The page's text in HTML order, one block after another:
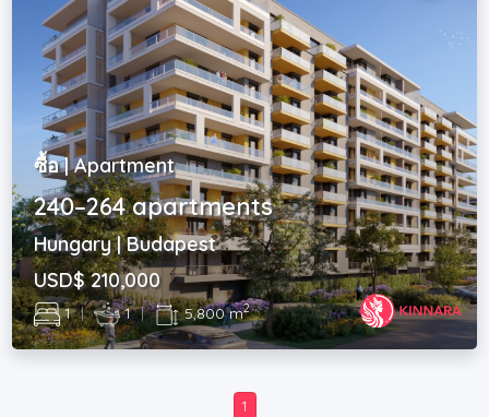
ซื้อ | Apartment
240–264 apartments
Hungary | Budapest
USD$ 210,000
1 | 1 | 5,800 m2
1